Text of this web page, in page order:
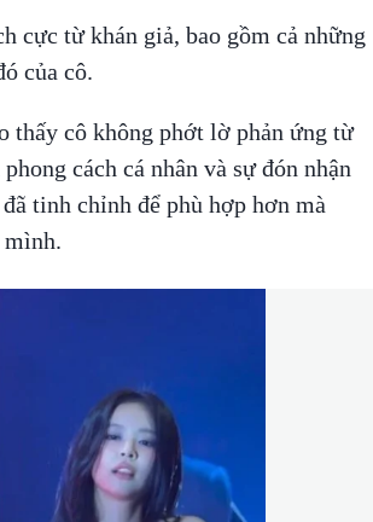
cực từ khán giả, bao gồm cả những
của cô.
thấy cô không phớt lờ phản ứng từ
cách cá nhân và sự đón nhận
tinh chỉnh để phù hợp hơn mà
mình.